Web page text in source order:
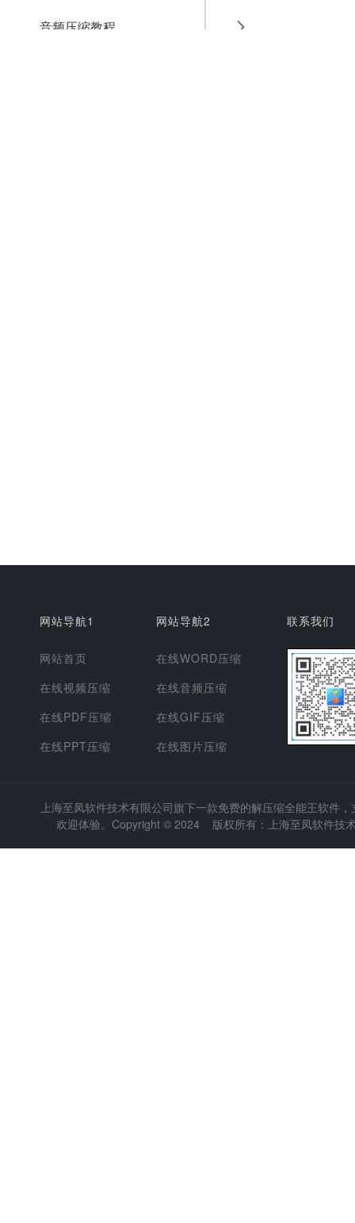
音频压缩教程
网站导航1
网站首页
在线视频压缩
在线PDF压缩
在线PPT压缩
网站导航2
在线WORD压缩
在线音频压缩
在线GIF压缩
在线图片压缩
联系我们
上海至凤软件技术有限公司旗下一款免费的解压缩全能王软件
欢迎体验。Copyright © 2024 版权所有：上海至凤软件技